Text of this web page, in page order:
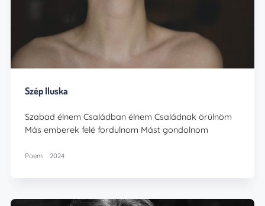
Szép Iluska
Szabad élnem Családban élnem Családnak örülnöm
Más emberek felé fordulnom Mást gondolnom
Poem 2024